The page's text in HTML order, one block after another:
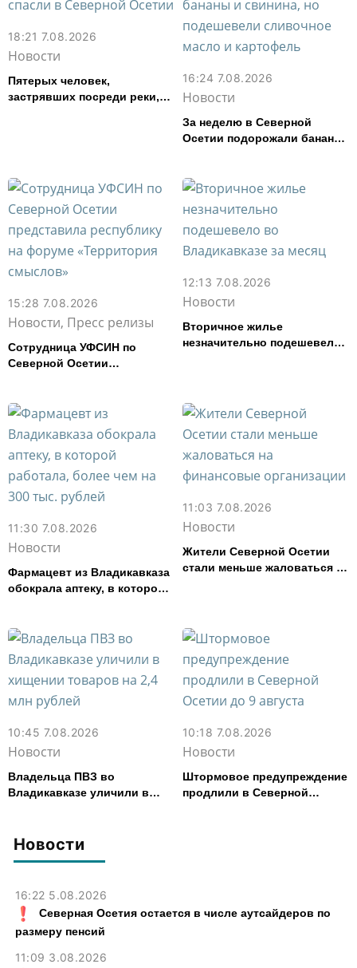
Новости
16:22 5.08.2026
Северная Осетия остается в числе аутсайдеров по
размеру пенсий
11:09 3.08.2026
18:21 7.08.2026
Новости
Пятерых человек,
застрявших посреди реки,
16:24 7.08.2026
Новости
За неделю в Северной
Осетии подорожали бананы
картофель
15:28 7.08.2026
Новости, Пресс релизы
Сотрудница УФСИН по
Северной Осетии
смыслов»
12:13 7.08.2026
Новости
Вторичное жилье
незначительно подешевело
11:30 7.08.2026
Новости
Фармацевт из Владикавказа
обокрала аптеку, в которой
11:03 7.08.2026
Новости
Жители Северной Осетии
стали меньше жаловаться на
10:45 7.08.2026
Новости
Владельца ПВЗ во
Владикавказе уличили в
10:18 7.08.2026
Новости
Штормовое предупреждение
продлили в Северной